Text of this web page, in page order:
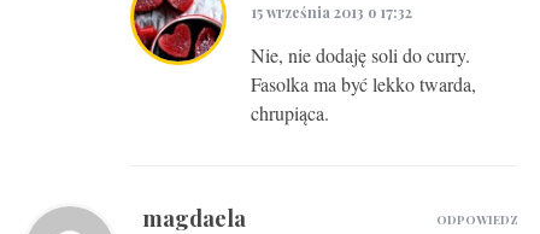
15 września 2013 o 17:32
Nie, nie dodaję soli do curry.
Fasolka ma być lekko twarda,
chrupiąca.
magdaela ODPOWIEDZ